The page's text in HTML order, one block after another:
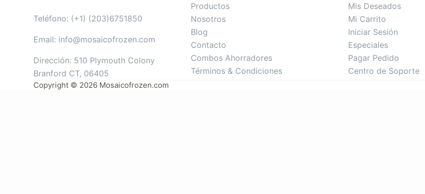
Teléfono: (+1) (203)6751850
Email: info@mosaicofrozen.com
Dirección: 510 Plymouth Colony
Branford CT, 06405
Productos
Nosotros
Blog
Contacto
Combos Ahorradores
Términos & Condiciones
Mis Deseados
Mi Carrito
Iniciar Sesión
Especiales
Pagar Pedido
Centro de Soporte
Copyright © 2026 Mosaicofrozen.com